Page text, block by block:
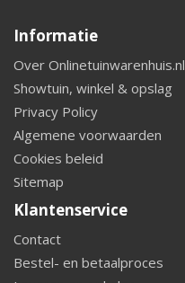
Informatie
Over Onlinetuinwarenhuis.nl
Showtuin, winkel & opslag
Privacy Policy
Algemene voorwaarden
Cookies beleid
Sitemap
Klantenservice
Contact
Bestel- en betaalproces